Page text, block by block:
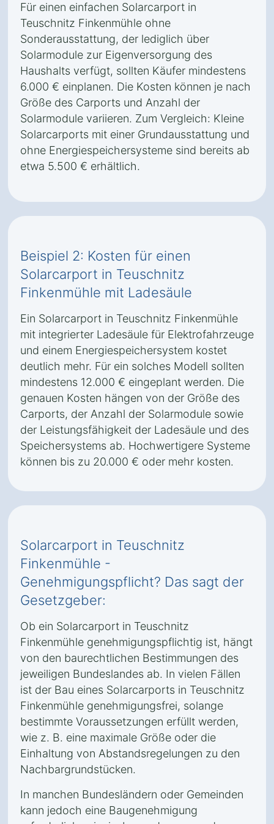
Für einen einfachen Solarcarport in
Teuschnitz Finkenmühle ohne
Sonderausstattung, der lediglich über
Solarmodule zur Eigenversorgung des
Haushalts verfügt, sollten Käufer mindestens
6.000 € einplanen. Die Kosten können je nach
Größe des Carports und Anzahl der
Solarmodule variieren. Zum Vergleich: Kleine
Solarcarports mit einer Grundausstattung und
ohne Energiespeichersysteme sind bereits ab
etwa 5.500 € erhältlich.
Beispiel 2: Kosten für einen
Solarcarport in Teuschnitz
Finkenmühle mit Ladesäule
Ein Solarcarport in Teuschnitz Finkenmühle
mit integrierter Ladesäule für Elektrofahrzeuge
und einem Energiespeichersystem kostet
deutlich mehr. Für ein solches Modell sollten
mindestens 12.000 € eingeplant werden. Die
genauen Kosten hängen von der Größe des
Carports, der Anzahl der Solarmodule sowie
der Leistungsfähigkeit der Ladesäule und des
Speichersystems ab. Hochwertigere Systeme
können bis zu 20.000 € oder mehr kosten.
Solarcarport in Teuschnitz
Finkenmühle -
Genehmigungspflicht? Das sagt der
Gesetzgeber:
Ob ein Solarcarport in Teuschnitz
Finkenmühle genehmigungspflichtig ist, hängt
von den baurechtlichen Bestimmungen des
jeweiligen Bundeslandes ab. In vielen Fällen
ist der Bau eines Solarcarports in Teuschnitz
Finkenmühle genehmigungsfrei, solange
bestimmte Voraussetzungen erfüllt werden,
wie z. B. eine maximale Größe oder die
Einhaltung von Abstandsregelungen zu den
Nachbargrundstücken.
In manchen Bundesländern oder Gemeinden
kann jedoch eine Baugenehmigung